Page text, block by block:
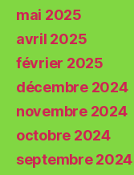
mai 2025
avril 2025
février 2025
décembre 2024
novembre 2024
octobre 2024
septembre 2024